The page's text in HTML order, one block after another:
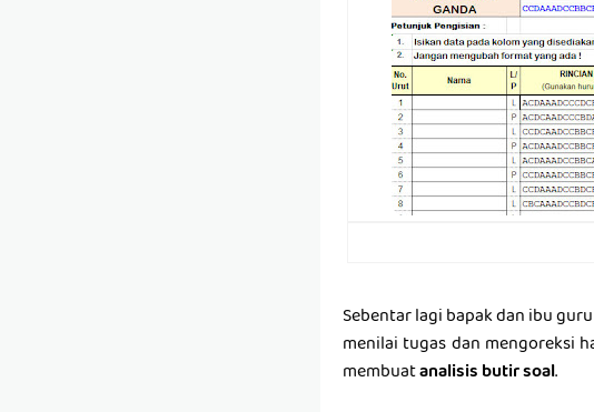
Sebentar lagi bapak dan ibu
menilai tugas dan mengoreksi
membuatanalisis butir soal.